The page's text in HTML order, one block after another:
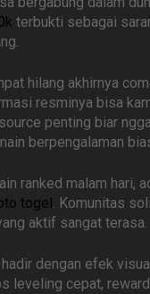
terbukti sebagai
hilang akhirnya
resminya bisa
penting biar
berpengalaman
ranked malam hari,
togel . Komunitas
aktif sangat terasa.
dengan efek
leveling cepat,